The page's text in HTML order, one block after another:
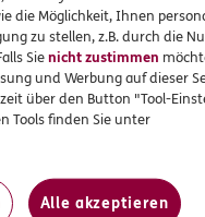
die Möglichkeit, Ihnen
zu stellen, z.B. durch die
Sienicht zustimmen
und Werbung auf dieser
über den Button "Tool-
Tools finden Sie unter
Alle akzeptieren